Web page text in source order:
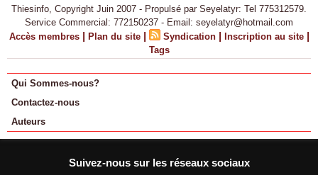
Thiesinfo, Copyright Juin 2007 - Propulsé par Seyelatyr: Tel 775312579.
Service Commercial: 772150237 - Email: seyelatyr@hotmail.com
Accès membres | Plan du site | Syndication | Inscription au site |
Tags
Qui Sommes-nous?
Contactez-nous
Auteurs
Suivez-nous sur les réseaux sociaux